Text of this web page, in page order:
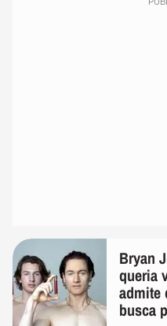
Bryan
queria
admite
busca